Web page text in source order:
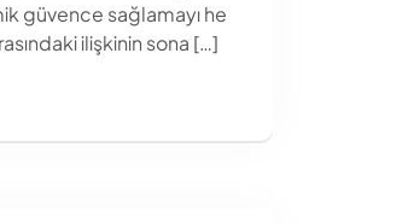
güvence sağlamayı he
ilişkinin sona […]